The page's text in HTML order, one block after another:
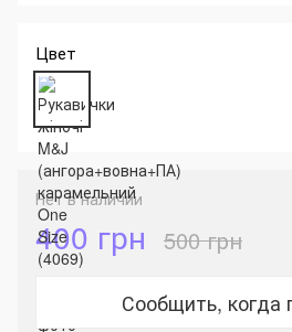
Цвет
Нет в наличии
400 грн 500 грн
Сообщить, когда